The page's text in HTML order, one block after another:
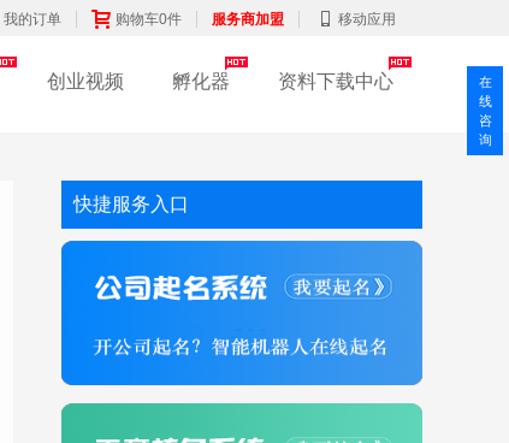
我的订单 购物车0件 服务商加盟 移动应用
创业视频 孵化器 资料下载中心
快捷服务入口
在
线
咨
询